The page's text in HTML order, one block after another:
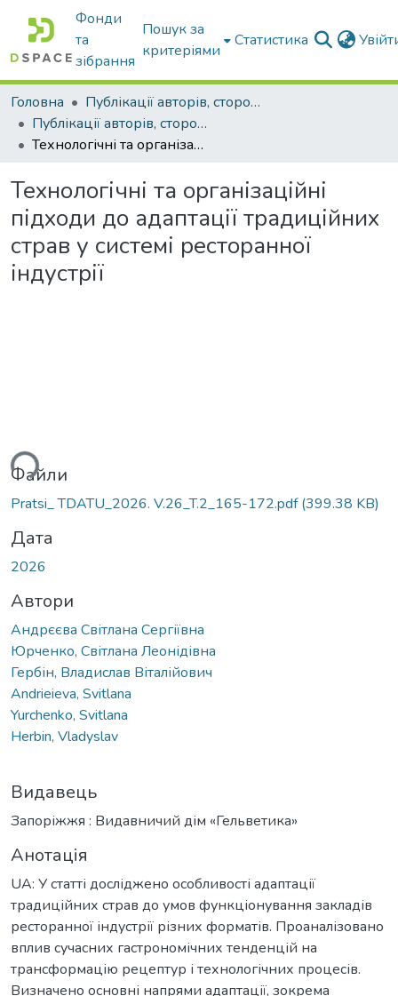
Фонди
та
зібрання
Пошук за
критеріями
Статистика
Головна
Публікації авторів, сторонніх університету
Публікації авторів, сторонніх університету
Технологічні та організаційні підходи до адаптації традиційних страв у системі ресторанної індустрії
Технологічні та організаційні
підходи до адаптації традиційних
страв у системі ресторанної
індустрії
Файли
Pratsi_ TDATU_2026. V.26_T.2_165-172.pdf(399.38 KB)
Дата
2026
Автори
Андрєєва Світлана Сергіївна
Юрченко, Світлана Леонідівна
Гербін, Владислав Віталійович
Andrieieva, Svitlana
Yurchenko, Svitlana
Herbin, Vladyslav
Видавець
Запоріжжя : Видавничий дім «Гельветика»
Анотація
UA: У статті досліджено особливості адаптації
традиційних страв до умов функціонування закладів
ресторанної індустрії різних форматів. Проаналізовано
вплив сучасних гастрономічних тенденцій на
трансформацію рецептур і технологічних процесів.
Визначено основні напрями адаптації, зокрема